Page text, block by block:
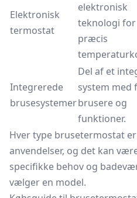
Elektronisk
termostat
elektronisk
teknologi for
præcis
Integrerede
brusesystemer
Del af et
system med
brusere og
funktioner.
Hver type brusetermostat
anvendelser, og det kan
specifikke behov og
vælger en model.